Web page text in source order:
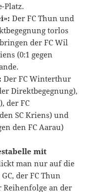
Platz.
Der FC Thun und
torlos
der FC Wil
(0:1 gegen
Der FC Winterthur
Direktbegegnung),
der FC
SC Kriens) und
den FC Aarau)
mit
man nur auf die
der FC Thun
Reihenfolge an der